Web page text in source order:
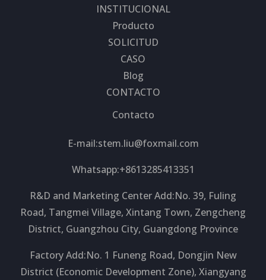
INSTITUCIONAL
Producto
SOLICITUD
CASO
Blog
CONTACTO
Contacto
E-mail:stem.liu@foxmail.com
Whatsapp:+8613285413351
R&D and Marketing Center Add:No. 39, Fuling
Road, Tangmei Village, Xintang Town, Zengcheng
District, Guangzhou City, Guangdong Province
Factory Add:No. 1 Funeng Road, Dongjin New
District (Economic Development Zone), Xiangyang